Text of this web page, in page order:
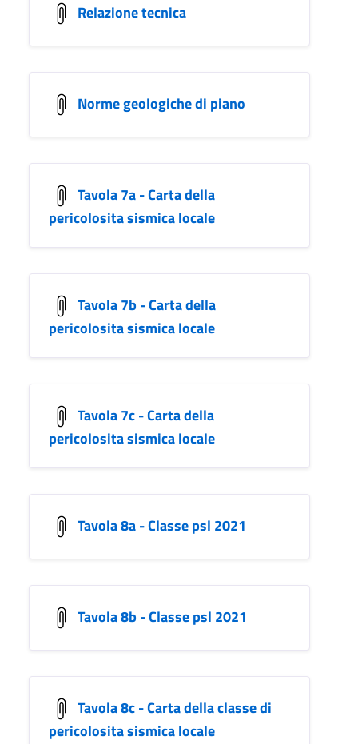
Relazione tecnica
Norme geologiche di piano
Tavola 7a - Carta della
pericolosita sismica locale
Tavola 7b - Carta della
pericolosita sismica locale
Tavola 7c - Carta della
pericolosita sismica locale
Tavola 8a - Classe psl 2021
Tavola 8b - Classe psl 2021
Tavola 8c - Carta della classe di
pericolosita sismica locale